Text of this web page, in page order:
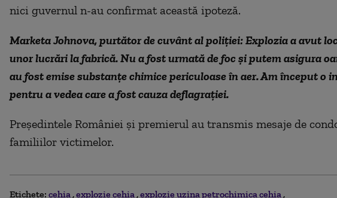
nici guvernul n-au confirmat această ipoteză.
Marketa Johnova, purtător de cuvânt al poliţiei: Explozia a avut
unor lucrări la fabrică. Nu a fost urmată de foc şi putem asigura
au fost emise substanţe chimice periculoase în aer. Am început o
pentru a vedea care a fost cauza deflagraţiei.
Preşedintele României şi premierul au transmis mesaje de
familiilor victimelor.
Etichete: cehia explozie cehia explozie uzina petrochimica cehia